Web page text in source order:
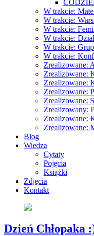
W trakcie:
W trakcie:
W trakcie:
W trakcie:
W trakcie:
W trakcie:
Zrealizowane:
Zrealizowane:
Zrealizowane:
Zrealizowane:
Zrealizowane:
Zrealizowany:
Zrealizowane:
Zrealizowane:
Blog
Wiedza
Cytaty
Pojęcia
Książki
Zdjęcia
Kontakt
Dzień Chłopaka